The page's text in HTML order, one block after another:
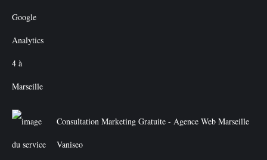
Consultation Marketing Gratuite - Agence Web Marseille
Vaniseo